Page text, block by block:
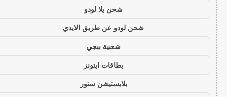
شحن يلا لودو
شحن لودو عن طريق الايدي
شعبية ببجي
بطاقات ايتونز
بلايستيشن ستور